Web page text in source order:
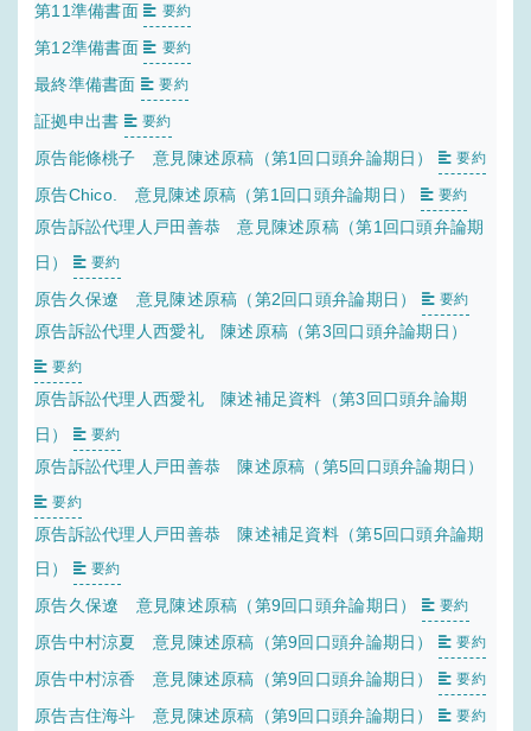
第11準備書面 要約
第12準備書面 要約
最終準備書面 要約
証拠申出書 要約
原告能條桃子 意見陳述原稿（第1回口頭弁論期日） 要約
原告Chico. 意見陳述原稿（第1回口頭弁論期日） 要約
原告訴訟代理人戸田善恭 意見陳述原稿（第1回口頭弁論期
日）
要約
原告久保遼 意見陳述原稿（第2回口頭弁論期日） 要約
原告訴訟代理人西愛礼 陳述原稿（第3回口頭弁論期日）
要約
原告訴訟代理人西愛礼 陳述補足資料（第3回口頭弁論期
日）
要約
原告訴訟代理人戸田善恭 陳述原稿（第5回口頭弁論期日）
要約
原告訴訟代理人戸田善恭 陳述補足資料（第5回口頭弁論期
日）
要約
原告久保遼 意見陳述原稿（第9回口頭弁論期日） 要約
原告中村涼夏 意見陳述原稿（第9回口頭弁論期日） 要約
原告中村涼香 意見陳述原稿（第9回口頭弁論期日） 要約
原告吉住海斗 意見陳述原稿（第9回口頭弁論期日） 要約